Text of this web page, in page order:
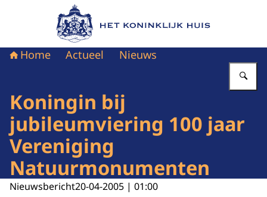
Naar de homepage van Het Koninklijk Huis
Home Actueel Nieuws
Koningin bij
jubileumviering 100 jaar
Vereniging
Natuurmonumenten
Nieuwsbericht20-04-2005 | 01:00